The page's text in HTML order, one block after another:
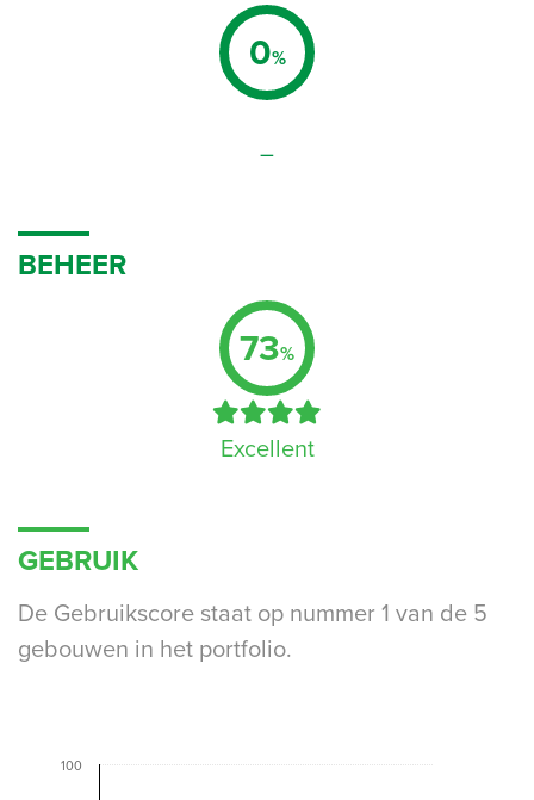
0%
–
BEHEER
73%
Excellent
GEBRUIK
De Gebruikscore staat op nummer 1 van de 5
gebouwen in het portfolio.
100